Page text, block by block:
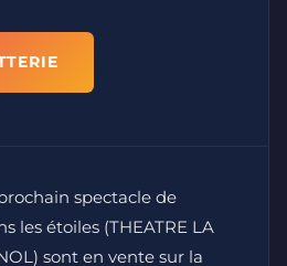
spectacle de
les étoiles (THEATRE LA
sont en vente sur la